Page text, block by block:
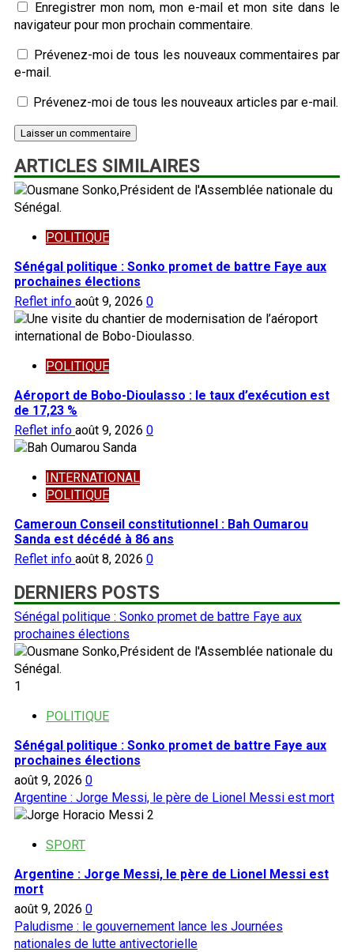
Enregistrer mon nom, mon e-mail et mon site dans le
navigateur pour mon prochain commentaire.
Prévenez-moi de tous les nouveaux commentaires par
e-mail.
Prévenez-moi de tous les nouveaux articles par e-mail.
ARTICLES SIMILAIRES
POLITIQUE
Sénégal politique : Sonko promet de battre Faye aux
prochaines élections
Reflet info août 9, 2026 0
POLITIQUE
Aéroport de Bobo-Dioulasso : le taux d’exécution est
de 17,23 %
Reflet info août 9, 2026 0
INTERNATIONAL
POLITIQUE
Cameroun Conseil constitutionnel : Bah Oumarou
Sanda est décédé à 86 ans
Reflet info août 8, 2026 0
DERNIERS POSTS
Sénégal politique : Sonko promet de battre Faye aux
prochaines élections
1
POLITIQUE
Sénégal politique : Sonko promet de battre Faye aux
prochaines élections
août 9, 2026 0
Argentine : Jorge Messi, le père de Lionel Messi est mort
2
SPORT
Argentine : Jorge Messi, le père de Lionel Messi est
mort
août 9, 2026 0
Paludisme : le gouvernement lance les Journées
nationales de lutte antivectorielle